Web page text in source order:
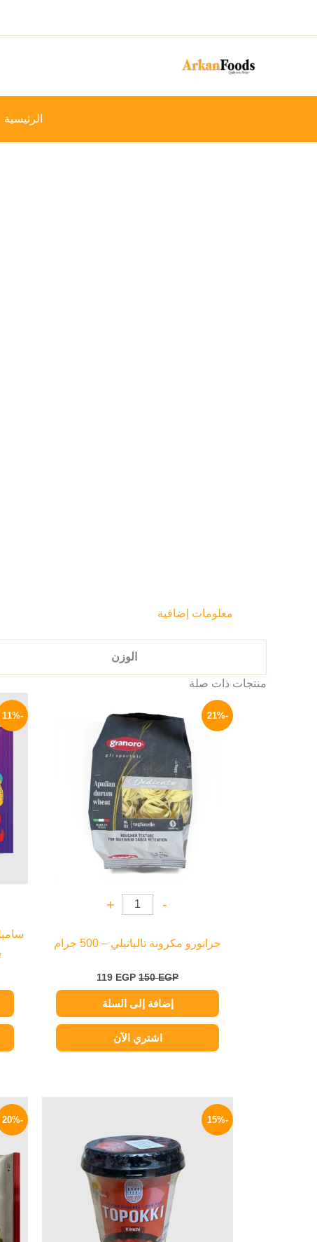
الرئيسية
معلومات إضافية
الوزن
منتجات ذات صلة
-21%
-
+
جرانورو مكرونة تالياتيلي – 500 جرام
150EGP
الأصلي
هو:
150 EGP.
119 EGP
إضافة إلى السلة
اشتري الآن
-11%
-15%
235 EGP.
199 EGP.
-20%